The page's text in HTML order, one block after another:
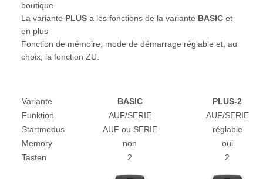
boutique.
La variante PLUS a les fonctions de la variante BASIC et
en plus
Fonction de mémoire, mode de démarrage réglable et, au
choix, la fonction ZU.
Variante BASIC
PLUS-2
Funktion
AUF/SERIE
AUF/SERIE
Startmodus
AUF ou SERIE
réglable
Memory
non
oui
Tasten
2 2